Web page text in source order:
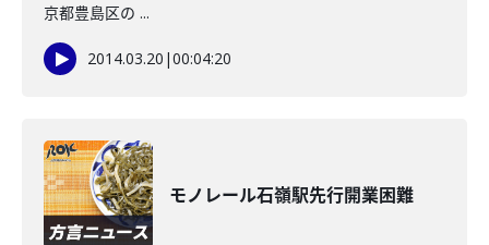
京都豊島区の ...
2014.03.20 |00:04:20
モノレール石嶺駅先行開業困難